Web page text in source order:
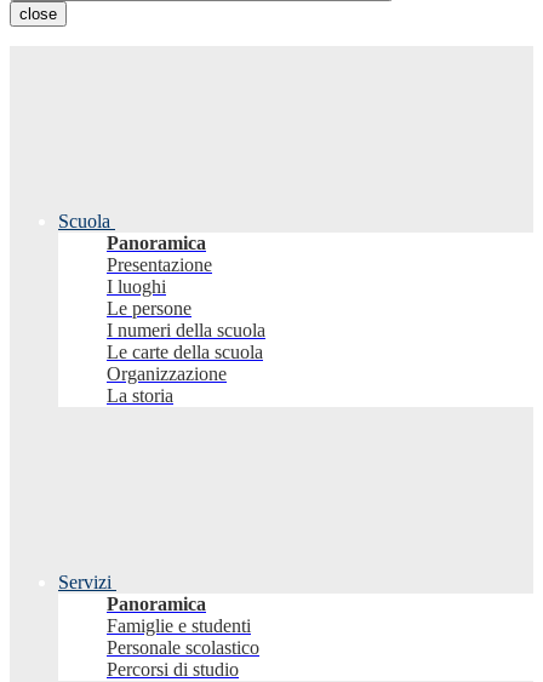
close
Scuola
Panoramica
Presentazione
I luoghi
Le persone
I numeri della scuola
Le carte della scuola
Organizzazione
La storia
Servizi
Panoramica
Famiglie e studenti
Personale scolastico
Percorsi di studio